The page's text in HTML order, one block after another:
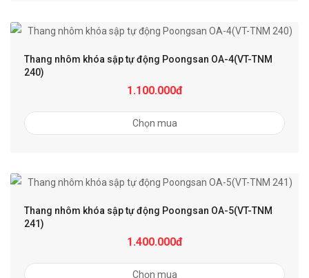
Thang nhôm khóa sập tự động Poongsan OA-4(VT-TNM
240)
1.100.000đ
Chọn mua
Thang nhôm khóa sập tự động Poongsan OA-5(VT-TNM
241)
1.400.000đ
Chọn mua